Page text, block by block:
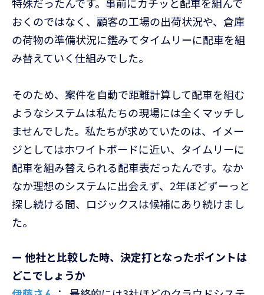
おくのではなく、顧客の工場の出荷状況や、倉庫
の荷物の準備状況に鑑みてタイムリーに配車を組
み替えていく仕組みでした。
そのため、案件を自動で距離計算して配車を組む
ようなシステムは私たちの現場には全くマッチし
ませんでした。私たちが求めていたのは、イメー
ジとしてはホワイトボードに近い、タイムリーに
配車を組み替えられる配車表だったんです。なか
なか理想のシステムに出会えず、2年ほどずーっと
探し続ける間、ロジックスは候補にあり続けまし
た。
ー 他社と比較した時、決定打となったポイントは
どこでしょうか